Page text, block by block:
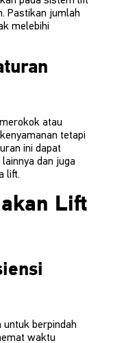
Pastikan jumlah
melebihi
atau
tetapi
ini dapat
dan juga
lift.
Lift
untuk berpindah
waktu